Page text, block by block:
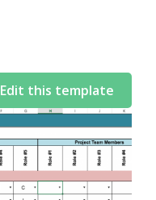
Edit this template